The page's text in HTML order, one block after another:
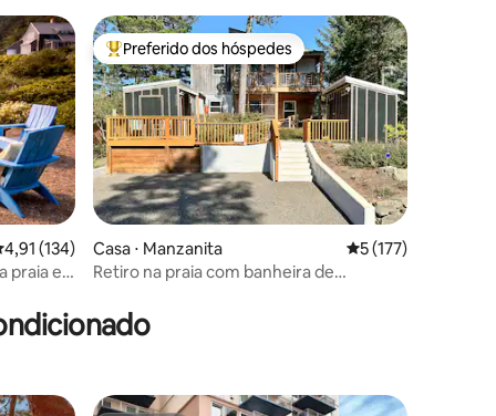
de uma avaliação média de 5, 134 avaliações
4,91 (134)
praia e
Entre os melhores preferidos dos hóspedes
Preferido dos hóspedes
Casa ⋅ Manzanita 5 de uma avaliação
5 (177)
Retiro na praia com banheira de